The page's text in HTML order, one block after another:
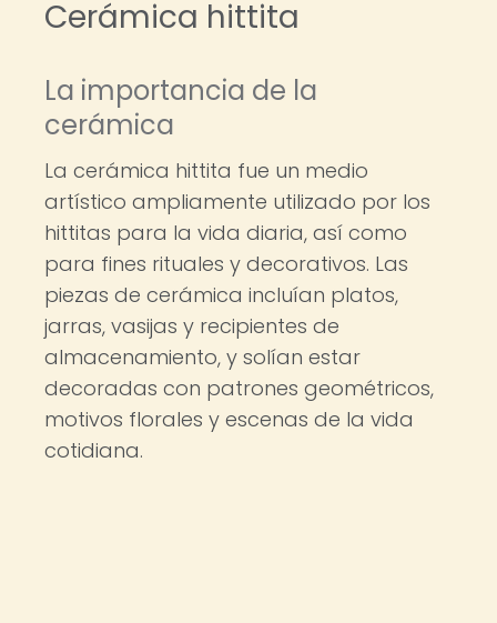
Cerámica hittita
La importancia de la
cerámica
La cerámica hittita fue un medio
artístico ampliamente utilizado por los
hittitas para la vida diaria, así como
para fines rituales y decorativos. Las
piezas de cerámica incluían platos,
jarras, vasijas y recipientes de
almacenamiento, y solían estar
decoradas con patrones geométricos,
motivos florales y escenas de la vida
cotidiana.